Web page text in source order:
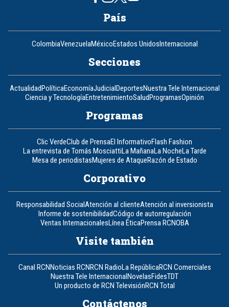
País
ColombiaVenezuelaMéxicoEstados UnidosInternacional
Secciones
ActualidadPolíticaEconomíaJudicialDeportesNuestra Tele Internacional
Ciencia y TecnologíaEntretenimientoSaludProgramasOpinión
Programas
Clic VerdeClub de PrensaEl InformativoFlash Fashion
La entrevista de Tomás MosciattiLa MañanaLa NocheLa Tarde
Mesa de periodistasMujeres de AtaqueRazón de Estado
Corporativo
Responsabilidad SocialAtención al clienteAtención al inversionista
Informe de sostenibilidadCódigo de autorregulación
Ventas InternacionalesLínea ÉticaPrensa RCNOBA
Visite también
Canal RCNNoticias RCNRCN RadioLa RepúblicaRCN Comerciales
Nuestra Tele InternacionalNovelasFidesTDT
Un producto de RCN TelevisiónRCN Total
Contáctenos